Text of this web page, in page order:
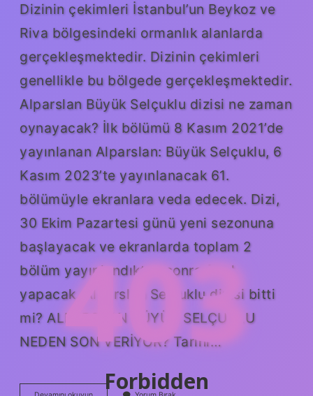
Dizinin çekimleri İstanbul’un Beykoz ve
Riva bölgesindeki ormanlık alanlarda
gerçekleşmektedir. Dizinin çekimleri
genellikle bu bölgede gerçekleşmektedir.
Alparslan Büyük Selçuklu dizisi ne zaman
oynayacak? İlk bölümü 8 Kasım 2021’de
yayınlanan Alparslan: Büyük Selçuklu, 6
Kasım 2023’te yayınlanacak 61.
bölümüyle ekranlara veda edecek. Dizi,
30 Ekim Pazartesi günü yeni sezonuna
başlayacak ve ekranlarda toplam 2
bölüm yayınlandıktan sonra final
yapacak. Alparslan Selcuklu dizisi bitti
mi? ALPARSLAN BÜYÜK SELÇUKLU
NEDEN SON VERİYOR? Tarihi…
Alparslan
403
Forbidden